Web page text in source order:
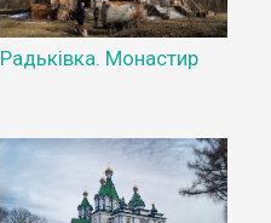
Радьківка. Монастир